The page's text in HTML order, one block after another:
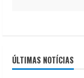
ÚLTIMAS NOTÍCIAS